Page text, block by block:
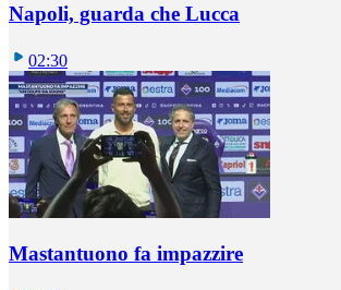
Napoli, guarda che Lucca
02:30
Mastantuono fa impazzire